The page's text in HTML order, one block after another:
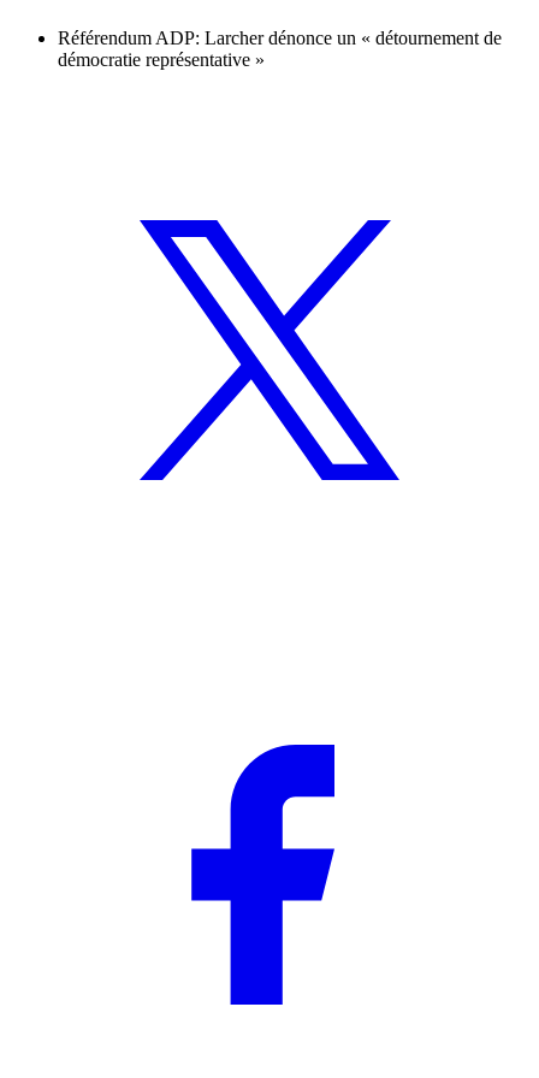
Référendum ADP: Larcher dénonce un « détournement de
démocratie représentative »